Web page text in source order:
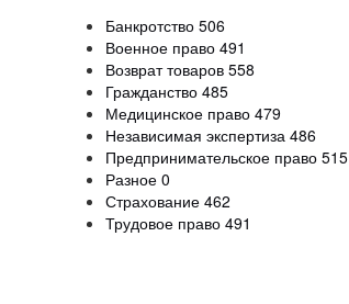
Банкротство 506
Военное право 491
Возврат товаров 558
Гражданство 485
Медицинское право 479
Независимая экспертиза 486
Предпринимательское право 515
Разное 0
Страхование 462
Трудовое право 491